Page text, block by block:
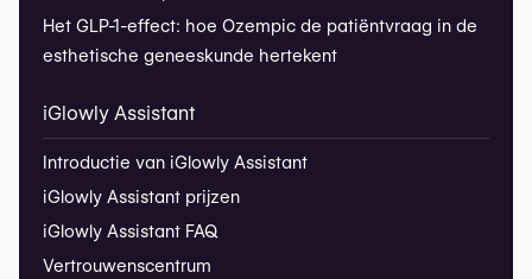
Het GLP-1-effect: hoe Ozempic de patiëntvraag in de
esthetische geneeskunde hertekent
iGlowly Assistant
Introductie van iGlowly Assistant
iGlowly Assistant prijzen
iGlowly Assistant FAQ
Vertrouwenscentrum